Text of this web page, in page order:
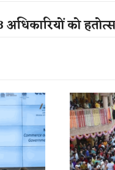
अधिकारियों को